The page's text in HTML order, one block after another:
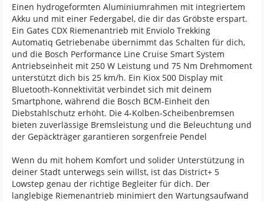
Einen hydrogeformten Aluminiumrahmen mit integriertem
Akku und mit einer Federgabel, die dir das Gröbste erspart.
Ein Gates CDX Riemenantrieb mit Enviolo Trekking
Automatiq Getriebenabe übernimmt das Schalten für dich,
und die Bosch Performance Line Cruise Smart System
Antriebseinheit mit 250 W Leistung und 75 Nm Drehmoment
unterstützt dich bis 25 km/h. Ein Kiox 500 Display mit
Bluetooth-Konnektivität verbindet sich mit deinem
Smartphone, während die Bosch BCM-Einheit den
Diebstahlschutz erhöht. Die 4-Kolben-Scheibenbremsen
bieten zuverlässige Bremsleistung und die Beleuchtung und
der Gepäckträger garantieren sorgenfreie Pendel
Wenn du mit hohem Komfort und solider Unterstützung in
deiner Stadt unterwegs sein willst, ist das District+ 5
Lowstep genau der richtige Begleiter für dich. Der
langlebige Riemenantrieb minimiert den Wartungsaufwand